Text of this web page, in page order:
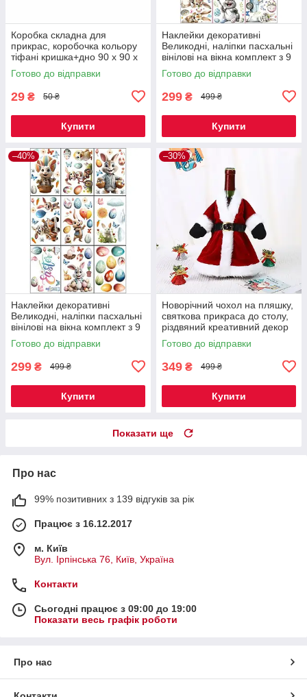
Коробка складна для
прикрас, коробочка кольору
тіфані кришка+дно 90 х 90 х
50 мм, КОД 00-0958
Готово до відправки
29 ₴ 50 ₴
Купити
Наклейки декоративні
Великодні, наліпки пасхальні
вінілові на вікна комплект з 9
листів Дизайн №1 Код 00-
0842
Готово до відправки
299 ₴ 499 ₴
Купити
–40%
Наклейки декоративні
Великодні, наліпки пасхальні
вінілові на вікна комплект з 9
листів Дизайн №2 Код 00-
0843
Готово до відправки
299 ₴ 499 ₴
Купити
–30%
Новорічний чохол на пляшку,
святкова прикраса до столу,
різдвяний креативний декор
Санта-Клаус 1 шт Код 00-
0737
Готово до відправки
349 ₴ 499 ₴
Купити
Показати ще
Про нас
99% позитивних з 139 відгуків за рік
Працює з 16.12.2017
м. Київ
Вул. Ірпінська 76, Київ, Україна
Контакти
Сьогодні працює з 09:00 до 19:00
Показати весь графік роботи
Про нас